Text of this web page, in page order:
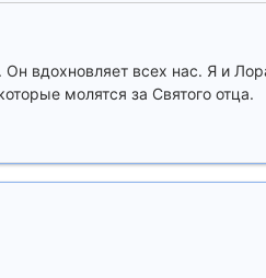
Он вдохновляет всех нас. Я и
молятся за Святого отца.